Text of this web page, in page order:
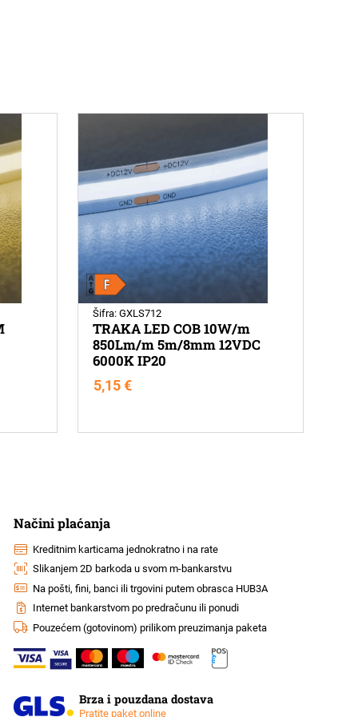
Šifra: GXLS712
TRAKA LED COB 10W/m
850Lm/m 5m/8mm 12VDC
6000K IP20
5,15€
Načini plaćanja
Kreditnim karticama jednokratno i na rate
Slikanjem 2D barkoda u svom m-bankarstvu
Na pošti, fini, banci ili trgovini putem obrasca HUB3A
Internet bankarstvom po predračunu ili ponudi
Pouzećem (gotovinom) prilikom preuzimanja paketa
Brza i pouzdana dostava
Pratite paket online